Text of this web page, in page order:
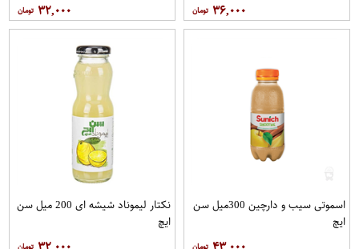
۳۶,۰۰۰ ۳۲,۰۰۰
اسموتی سیب و دارچین 300میل سن
ایچ
نکتار لیموناد شیشه ای 200 میل سن
ایچ